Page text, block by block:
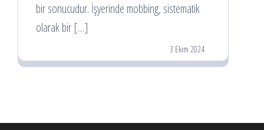
bir sonucudur. İşyerinde mobbing, sistematik
olarak bir […]
3 Ekim 2024